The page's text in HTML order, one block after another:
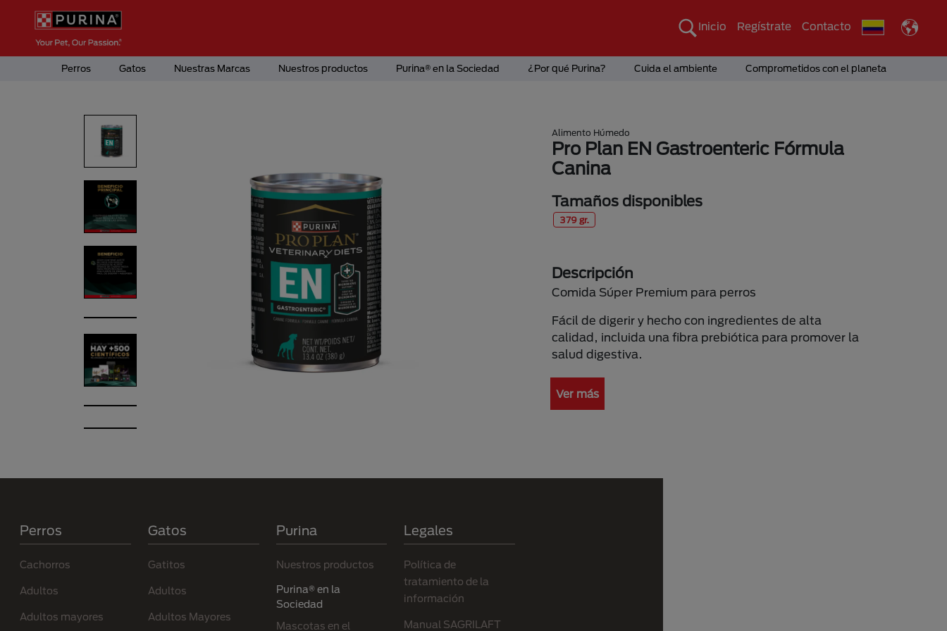
Pasar al contenido principal
Menú Secundario Purina
Inicio Regístrate Contacto
Menú Principal Purina
Perros Gatos Nuestras Marcas Nuestros productos Purina® en la Sociedad ¿Por qué Purina? Cuida el ambiente Comprometidos con el planeta
Alimento Húmedo
Pro Plan EN Gastroenteric Fórmula
Canina
Tamaños disponibles
379 gr.
Descripción
Comida Súper Premium para perros
Fácil de digerir y hecho con ingredientes de alta
calidad, incluida una fibra prebiótica para promover la
salud digestiva.
Ver más
Perros
Cachorros
Adultos
Adultos mayores
Gatos
Gatitos
Adultos
Adultos Mayores
Purina
Nuestros productos
Purina® en la
Sociedad
Mascotas en el
Legales
Política de
tratamiento de la
información
Manual SAGRILAFT